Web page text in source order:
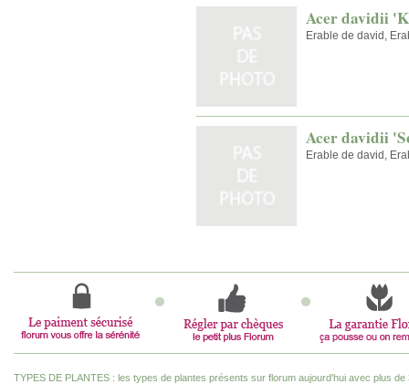
Acer davidii
Erable de david,
Acer davidii
Erable de david,
TYPES DE PLANTES : les types de plantes présents sur florum aujourd'hui avec plus de